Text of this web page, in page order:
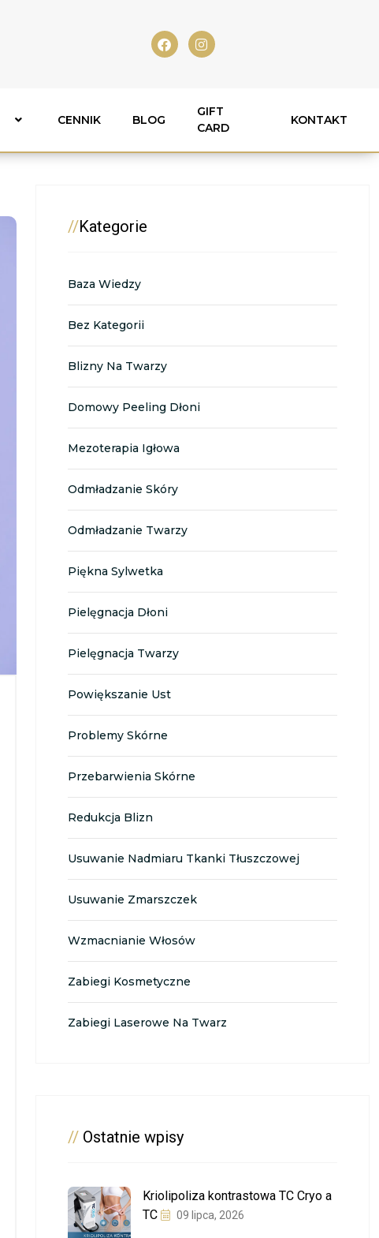
CENNIK BLOG
GIFT
CARD
KONTAKT
//Kategorie
Baza Wiedzy
Bez Kategorii
Blizny Na Twarzy
Domowy Peeling Dłoni
Mezoterapia Igłowa
Odmładzanie Skóry
Odmładzanie Twarzy
Piękna Sylwetka
Pielęgnacja Dłoni
Pielęgnacja Twarzy
Powiększanie Ust
Problemy Skórne
Przebarwienia Skórne
Redukcja Blizn
Usuwanie Nadmiaru Tkanki Tłuszczowej
Usuwanie Zmarszczek
Wzmacnianie Włosów
Zabiegi Kosmetyczne
Zabiegi Laserowe Na Twarz
// Ostatnie wpisy
Kriolipoliza kontrastowa TC Cryo a
TC
09 lipca, 2026